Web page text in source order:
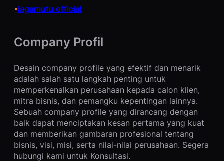
•jagamutu official
Company Profil
Desain company profile yang efektif dan menarik
adalah salah satu langkah penting untuk
memperkenalkan perusahaan kepada calon klien,
mitra bisnis, dan pemangku kepentingan lainnya.
Sebuah company profile yang dirancang dengan
baik dapat menciptakan kesan pertama yang kuat
dan memberikan gambaran profesional tentang
bisnis, visi, misi, serta nilai-nilai perusahaan. Segera
hubungi kami untuk Konsultasi.